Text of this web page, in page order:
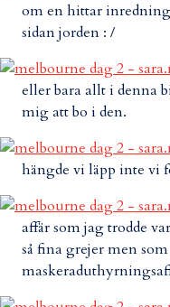
om en hittar
sidan jorden : /
eller bara allt i denna
mig att bo i den.
hängde vi läpp inte vi
affär som jag trodde
så fina grejer men